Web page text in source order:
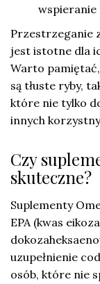
wspieranie
Przestrzeganie
jest istotne dla
Warto
są tłuste ryby,
które nie tylko
innych
Czy
skuteczne?
Suplementy
EPA (kwas
uzupełnienie
osób, które nie